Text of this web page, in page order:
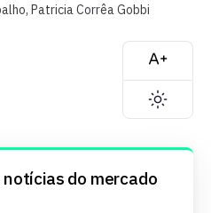
Patricia Corrêa Gobbi
notícias do mercado